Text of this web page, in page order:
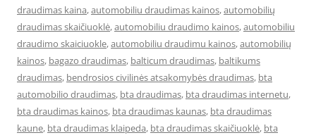
draudimas kaina,automobiliu draudimas kainos,automobilių
draudimas skaičiuoklė,automobiliu draudimo kainos,automobiliu
draudimo skaiciuokle,automobiliu draudimu kainos,automobilių
kainos, bagazo draudimas, balticum draudimas, baltikums
draudimas, bendrosios civilinės atsakomybės draudimas, bta
automobilio draudimas, bta draudimas, bta draudimas internetu,
bta draudimas kainos, bta draudimas kaunas, bta draudimas
kaune, bta draudimas klaipeda, bta draudimas skaičiuoklė, bta